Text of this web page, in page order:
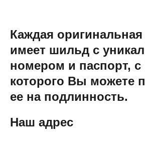
Каждая
имеет шильд с
номером и паспорт,
которого Вы можете
ее на подлинность.
Наш адрес